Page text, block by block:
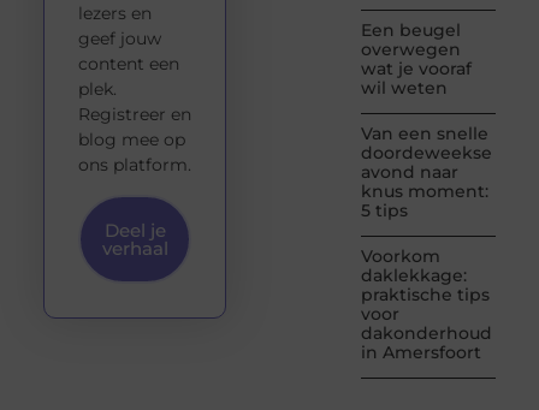
Een beugel
overwegen
wat je vooraf
wil weten
Van een snelle
doordeweekse
avond naar
knus moment:
5 tips
Voorkom
daklekkage:
praktische tips
voor
dakonderhoud
in Amersfoort
lezers en
geef jouw
content een
plek.
Registreer en
blog mee op
ons platform.
Deel je
verhaal